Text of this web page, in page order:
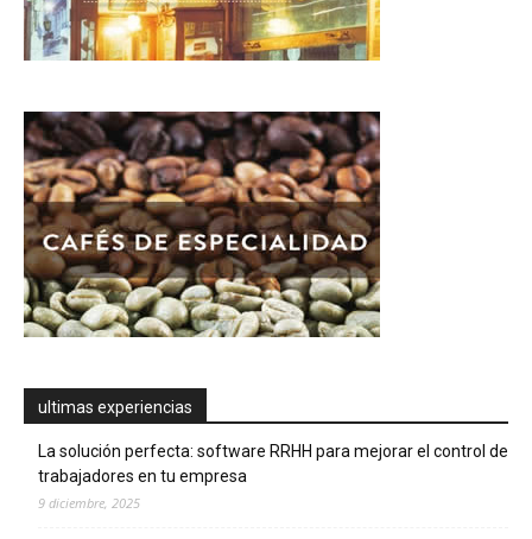
ultimas experiencias
La solución perfecta: software RRHH para mejorar el control de
trabajadores en tu empresa
9 diciembre, 2025